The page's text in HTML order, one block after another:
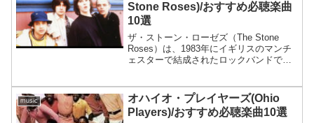
Stone Roses)/おすすめ必聴楽曲
10選
ザ・ストーン・ローゼズ（The Stone
Roses）は、1983年にイギリスのマンチ
ェスターで結成されたロックバンドで、
ドのデビューアルバム『The Stone R...
music
オハイオ・プレイヤーズ(Ohio
Players)/おすすめ必聴楽曲10選